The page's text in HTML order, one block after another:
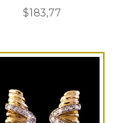
$183,77